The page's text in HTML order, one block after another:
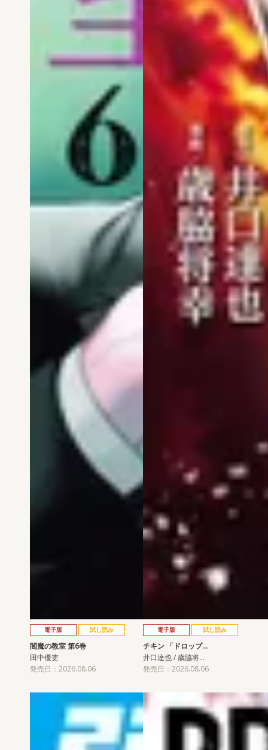
電子版 試し読み
閻魔の教室 第6巻
田中優吏
発売日：2026.08.06
電子版 試し読み
チキン 「ドロップ…
井口達也 / 歳脇将…
発売日：2026.08.06